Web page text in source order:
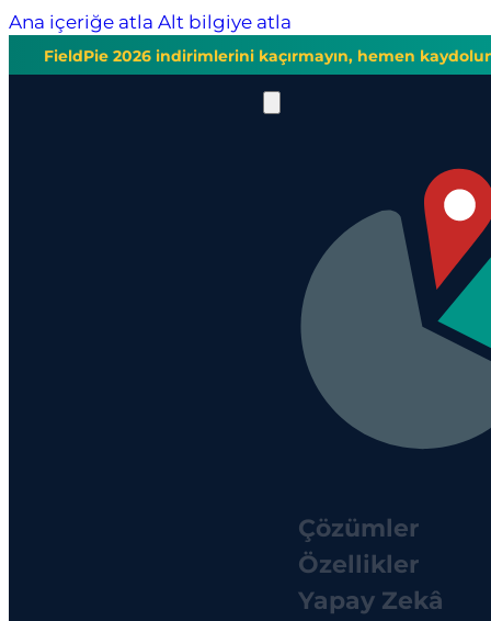
Ana içeriğe atla Alt bilgiye atla
FieldPie 2026 indirimlerini kaçırmayın, hemen
Çözümler
Özellikler
Yapay Zekâ